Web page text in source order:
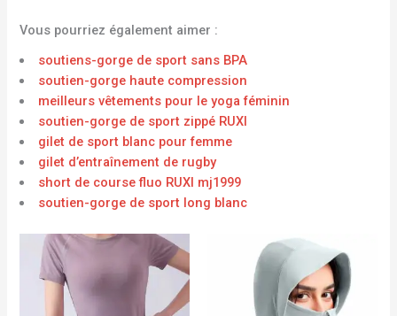
Vous pourriez également aimer :
soutiens-gorge de sport sans BPA
soutien-gorge haute compression
meilleurs vêtements pour le yoga féminin
soutien-gorge de sport zippé RUXI
gilet de sport blanc pour femme
gilet d’entraînement de rugby
short de course fluo RUXI mj1999
soutien-gorge de sport long blanc